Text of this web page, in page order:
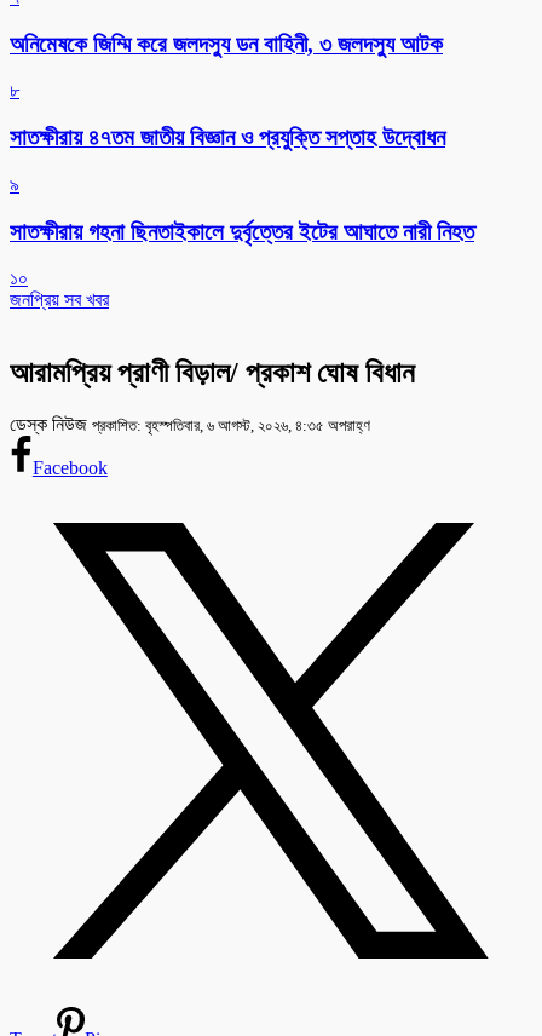
অনিমেষকে জিম্মি করে জলদস্যু ডন বাহিনী, ৩ জলদস্যু আটক
৮
সাতক্ষীরায় ৪৭তম জাতীয় বিজ্ঞান ও প্রযুক্তি সপ্তাহ উদ্বোধন
৯
সাতক্ষীরায় গহনা ছিনতাইকালে দুর্বৃত্তের ইটের আঘাতে নারী নিহত
১০
জনপ্রিয় সব খবর
আরামপ্রিয় প্রাণী বিড়াল/ প্রকাশ ঘোষ বিধান
ডেস্ক নিউজ প্রকাশিত: বৃহস্পতিবার, ৬ আগস্ট, ২০২৬, ৪:৩৫ অপরাহ্ণ
Facebook